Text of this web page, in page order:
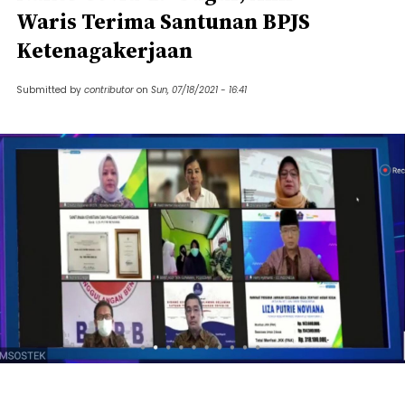
Waris Terima Santunan BPJS
Ketenagakerjaan
Submitted by contributor on Sun, 07/18/2021 - 16:41